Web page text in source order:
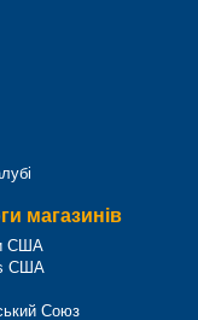
магазинів
США
США
Союз